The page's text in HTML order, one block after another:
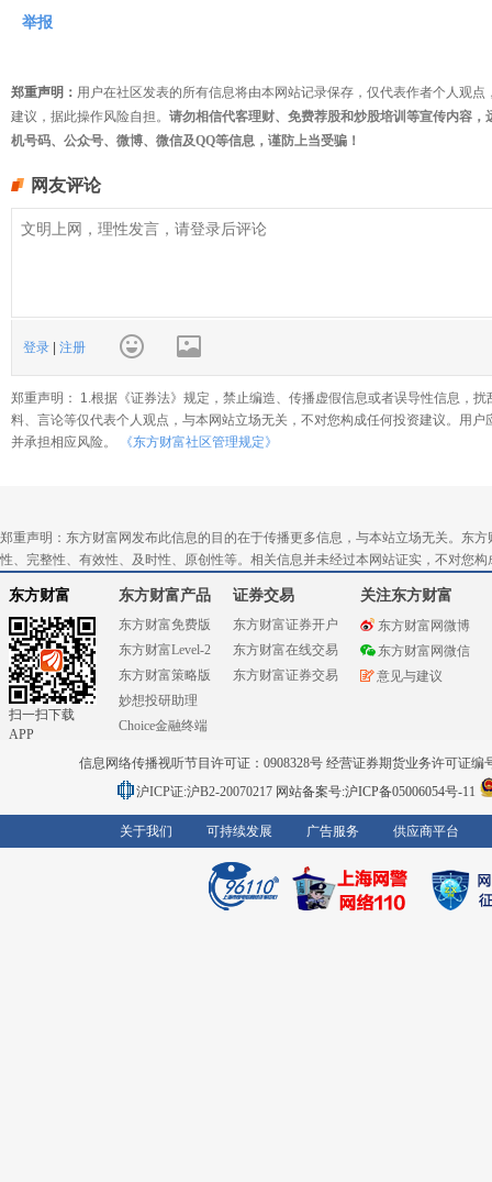
举报
郑重声明： 用户在社区发表的所有信息将由本网站记录保存，仅代表作者个人观
建议，据此操作风险自担。 请勿相信代客理财、免费荐股和炒股培训等宣传内容
机号码、公众号、微博、微信及QQ等信息，谨防上当受骗！
网友评论
登录 注册
郑重声明： 1.根据《证券法》规定，禁止编造、传播虚假信息或者误导性信息，
料、言论等仅代表个人观点，与本网站立场无关，不对您构成任何投资建议。用
并承担相应风险。
《东方财富社区管理规定》
郑重声明：东方财富网发布此信息的目的在于传播更多信息，与本站立场无关。东
性、完整性、有效性、及时性、原创性等。相关信息并未经过本网站证实，不对您
东方财富
扫一扫下载
APP
东方财富产品
东方财富免费版
东方财富Level-2
东方财富策略版
妙想投研助理
Choice金融终端
证券交易
东方财富证券开户
东方财富在线交易
东方财富证券交易
关注东方财富
东方财富网微博
东方财富网微信
意见与建议
信息网络传播视听节目许可证：0908328号 经营证券期货业务许可证编
沪ICP证:沪B2-20070217 网站备案号:沪ICP备05006054号-11
关于我们 可持续发展 广告服务 供应商平台